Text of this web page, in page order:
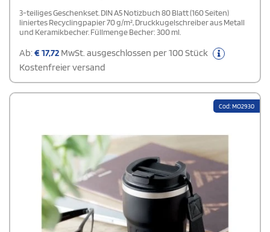
3-teiliges Geschenkset. DIN A5 Notizbuch 80 Blatt (160 Seiten)
liniertes Recyclingpapier 70 g/m², Druckkugelschreiber aus Metall
und Keramikbecher. Füllmenge Becher: 300 ml.
Ab:€17,72 MwSt. ausgeschlossen per 100 Stück
Kostenfreier versand
Cod: MO2930